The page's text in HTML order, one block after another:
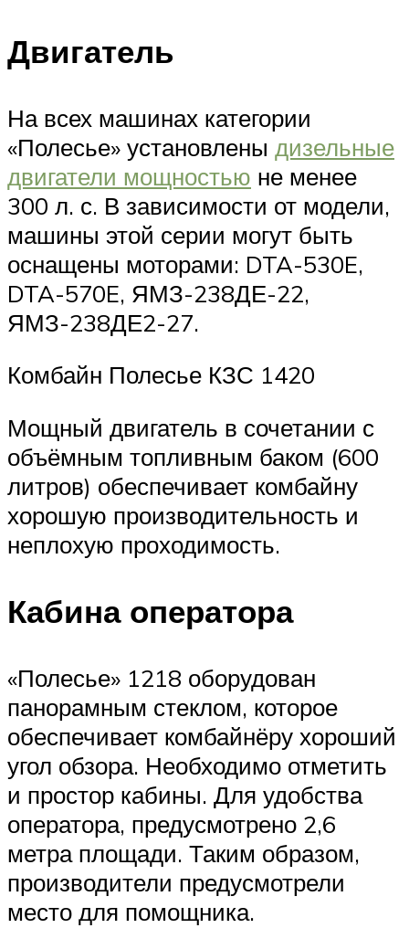
Двигатель
На всех машинах категории
«Полесье» установлены дизельные
двигатели мощностью не менее
300 л. с. В зависимости от модели,
машины этой серии могут быть
оснащены моторами: DTA-530E,
DTA-570E, ЯМЗ-238ДЕ-22,
ЯМЗ-238ДЕ2-27.
Комбайн Полесье КЗС 1420
Мощный двигатель в сочетании с
объёмным топливным баком (600
литров) обеспечивает комбайну
хорошую производительность и
неплохую проходимость.
Кабина оператора
«Полесье» 1218 оборудован
панорамным стеклом, которое
обеспечивает комбайнёру хороший
угол обзора. Необходимо отметить
и простор кабины. Для удобства
оператора, предусмотрено 2,6
метра площади. Таким образом,
производители предусмотрели
место для помощника.